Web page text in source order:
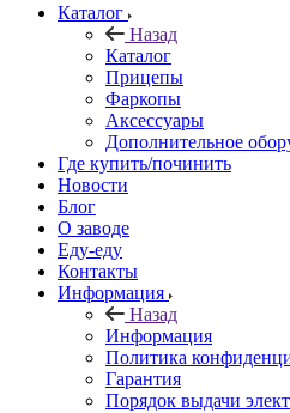
Каталог
Назад
Каталог
Прицепы
Фаркопы
Аксессуары
Дополнительное
Где купить/починить
Новости
Блог
О заводе
Еду-еду
Контакты
Информация
Назад
Информация
Политика
Гарантия
Порядок выдачи